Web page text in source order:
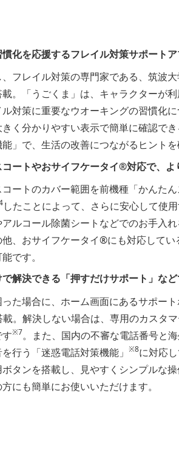
化を応援するフレイル対策サポート
フレイル対策の専門家である、筑波
載。「うごくま」は、キャラクターが
対策に重要なウオーキングの習慣化
く分かりやすい表示で簡単に確認で
能」で、生活の改善につながるヒント
ートやおサイフケータイ®対応で、よ
ートのカバー範囲を前機種「かんた
したことによって、さらに安心して使
ルコール除菌シートなどでのお手入
、おサイフケータイ®にも対応して
です。
解決できる「押すだけサポート」な
た場合に、ホーム画面にあるサポー
載。解決しない場合は、専用のカスタ
※7。また、国内の不審な電話番号と
行う「迷惑電話対策機能」 ※8に対応
タンを搭載し、見やすくシンプルな
にも簡単にお使いいただけます。